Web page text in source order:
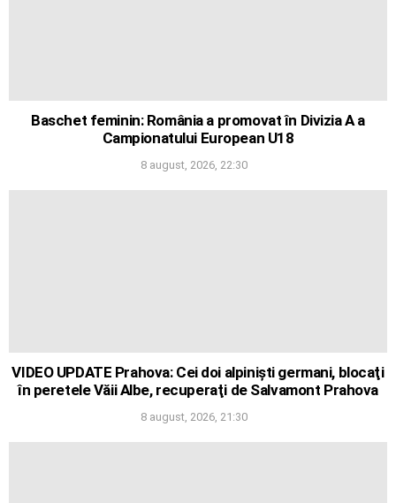
Baschet feminin: România a promovat în Divizia A a
Campionatului European U18
8 august, 2026, 22:30
VIDEO UPDATE Prahova: Cei doi alpinişti germani, blocaţi
în peretele Văii Albe, recuperaţi de Salvamont Prahova
8 august, 2026, 21:30